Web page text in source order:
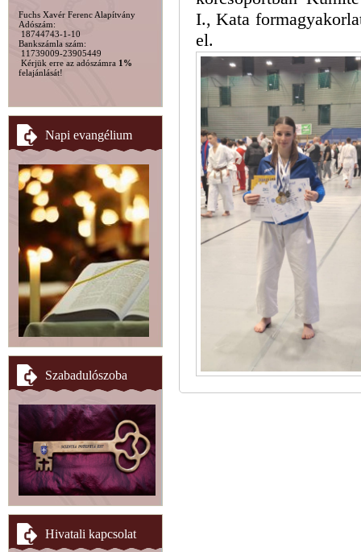
Fuchs Xavér Ferenc Alapítvány
Adószám:
18744743-1-10
Bankszámla szám:
11739009-23905449
Kérjük erre az adószámra 1%
felajánlását!
Napi evangélium
Szabadulószoba
Hivatali kapcsolat
I., Kata
el.